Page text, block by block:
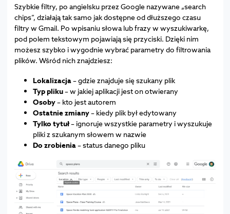
Szybkie filtry, po angielsku przez Google nazywane „search
chips”, działają tak samo jak dostępne od dłuższego czasu
filtry w Gmail. Po wpisaniu słowa lub frazy w wyszukiwarkę,
pod polem tekstowym pojawiają się przyciski. Dzięki nim
możesz szybko i wygodnie wybrać parametry do filtrowania
plików. Wśród nich znajdziesz:
Lokalizacja– gdzie znajduje się szukany plik
Typ pliku– w jakiej aplikacji jest on otwierany
Osoby– kto jest autorem
Ostatnie zmiany– kiedy plik był edytowany
Tylko tytuł– ignoruje wszystkie parametry i wyszukuje
pliki z szukanym słowem w nazwie
Do zrobienia– status danego pliku